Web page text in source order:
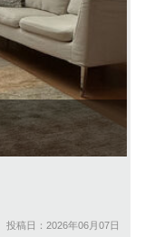
投稿日：2026年06月07日